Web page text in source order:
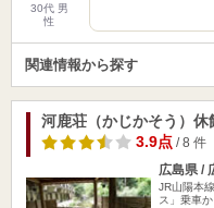
30代 男
性
関連情報から探す
河鹿荘（かじかそう）休
3.9点/ 8 件
広島県 /
JR山陽本
ス」乗車